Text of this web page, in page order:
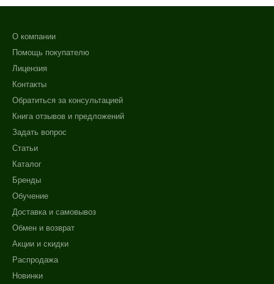
Осветление
Отбеливание
Увлажнение
Назначение против
Акне
Гиперкератоз
Гиперпигментация
Показать еще
Результат
Обновление клеток
Ровный тон
Показать еще
О компании
Помощь покупателю
Лицензия
Контакты
Обратиться за консультацией
Книга отзывов и предложений
Задать вопрос
Статьи
Каталог
Бренды
Обучение
Доставка и самовывоз
Обмен и возврат
Акции и скидки
Распродажа
Новинки